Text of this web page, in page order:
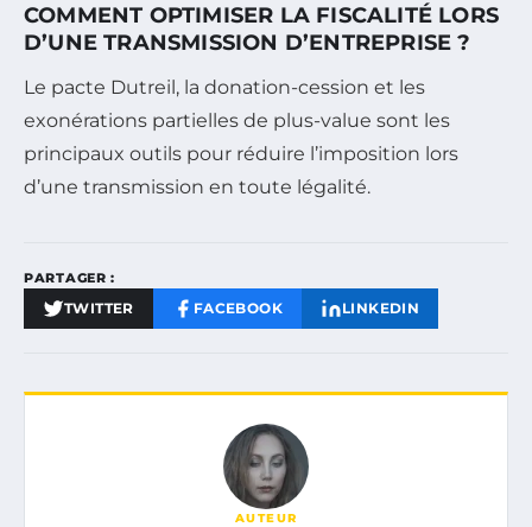
COMMENT OPTIMISER LA FISCALITÉ LORS
D’UNE TRANSMISSION D’ENTREPRISE ?
Le pacte Dutreil, la donation-cession et les
exonérations partielles de plus-value sont les
principaux outils pour réduire l’imposition lors
d’une transmission en toute légalité.
PARTAGER :
TWITTER FACEBOOK LINKEDIN
AUTEUR